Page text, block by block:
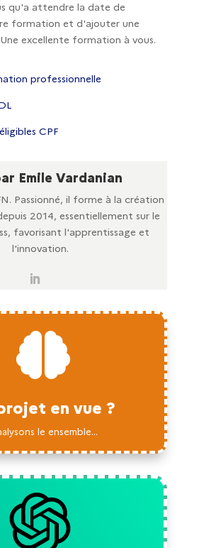
qu'a attendre la date de
formation et d'ajouter une
excellente formation à vous.
professionnelle
CPF
Emile Vardanian
Passionné, il forme à la création
2014, essentiellement sur le
favorisant l'apprentissage et
l'innovation.

en vue ?
le ensemble...